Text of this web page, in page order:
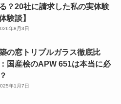
？20社に請求した私の実体験
体験談】
年8月3日
の窓トリプルガラス徹底比
国産桧のAPW 651は本当に必
年1月7日